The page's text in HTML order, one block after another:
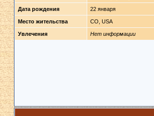
Дата рождения 22 января
Место жительства CO, USA
Увлечения Нет информации